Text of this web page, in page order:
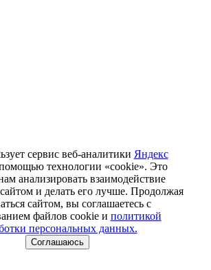
сервис веб-аналитики Яндекс
технологии «cookie». Это
анализировать взаимодействие
и делать его лучше. Продолжая
сайтом, вы соглашаетесь с
файлов cookie и политикой
персональных данных.
Соглашаюсь